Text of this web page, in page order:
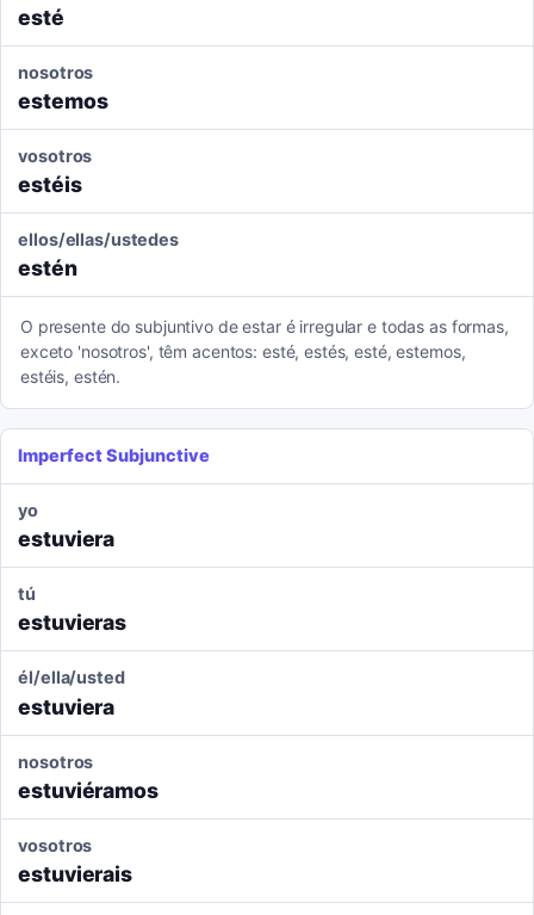
esté
nosotros
estemos
vosotros
estéis
ellos/ellas/ustedes
estén
O presente do subjuntivo de estar é irregular e todas as formas,
exceto 'nosotros', têm acentos: esté, estés, esté, estemos,
estéis, estén.
Imperfect Subjunctive
yo
estuviera
tú
estuvieras
él/ella/usted
estuviera
nosotros
estuviéramos
vosotros
estuvierais